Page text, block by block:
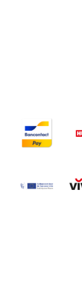
Image
Image